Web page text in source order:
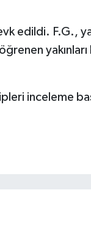
edildi. F.G.,
yakınları
inceleme